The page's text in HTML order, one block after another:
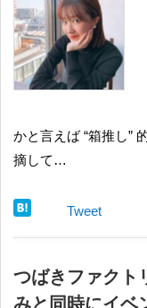
かと言えば “箱推し”
摘して…
Tweet
つばきファクト
みと同時にイベ